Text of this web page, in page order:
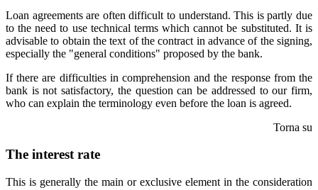
Loan agreements are often difficult to understand. This is partly due
to the need to use technical terms which cannot be substituted. It is
advisable to obtain the text of the contract in advance of the signing,
especially the "general conditions" proposed by the bank.
If there are difficulties in comprehension and the response from the
bank is not satisfactory, the question can be addressed to our firm,
who can explain the terminology even before the loan is agreed.
Torna su
The interest rate
This is generally the main or exclusive element in the consideration